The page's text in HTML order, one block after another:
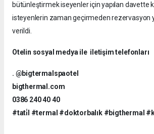
bütünleştirmek iseyenler için yapılan davette
isteyenlerin zaman geçirmeden rezervasyon
verildi.
Otelin sosyal medya ile iletişim telefonları
. @bigtermalspaotel
bigthermal.com
0386 240 40 40
#tati̇l #termal #doktorbalık #bigthermal